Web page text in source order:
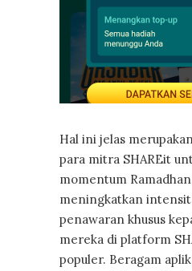
Hal ini jelas
para mitra SHAREit
momentum
meningkatkan
penawaran khusus
mereka di platform
populer. Beragam